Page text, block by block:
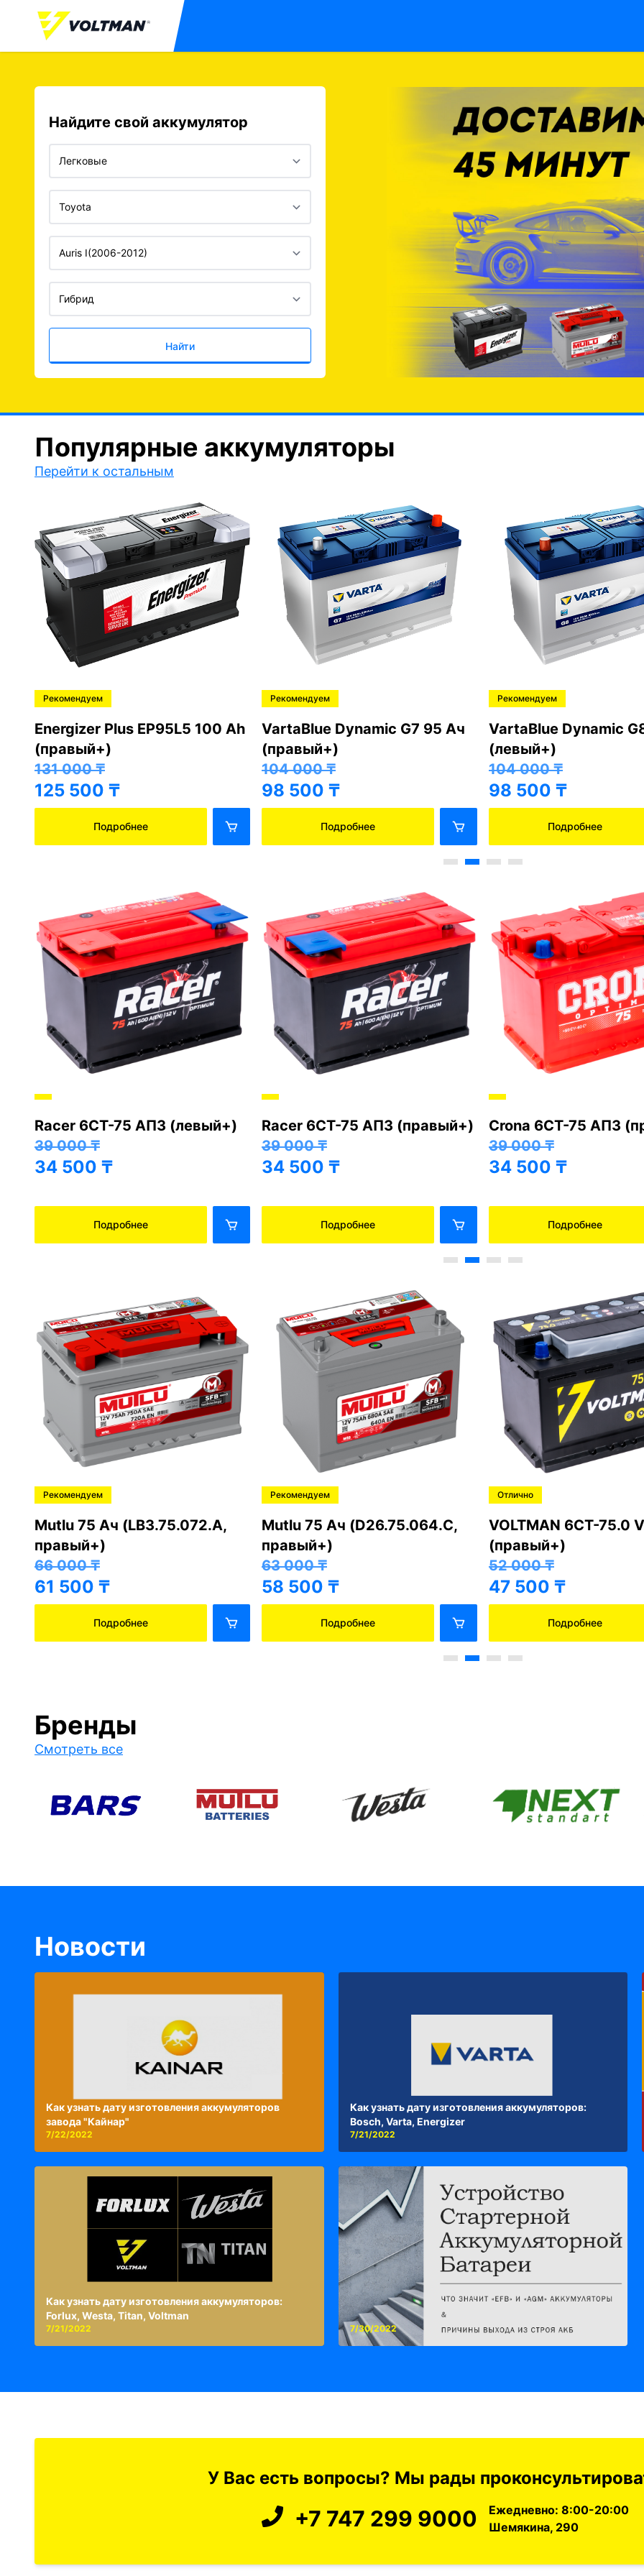
Найдите свой аккумулятор
Найти
Популярные аккумуляторы
Перейти к остальным
Рекомендуем
Energizer Plus EP95L5 100 Ah
(правый+)
131 000₸
125 500 ₸
Подробнее
Рекомендуем
VartaBlue Dynamic G7 95 Ач
(правый+)
104 000₸
98 500 ₸
Подробнее
Рекомендуем
VartaBlue Dynamic
(левый+)
104 000₸
98 500 ₸
Подробнее
Racer 6СТ-75 АПЗ (левый+)
39 000₸
34 500 ₸
Подробнее
Racer 6СТ-75 АПЗ (правый+)
39 000₸
34 500 ₸
Подробнее
Crona 6СТ-75 АПЗ
39 000₸
34 500 ₸
Подробнее
Рекомендуем
Mutlu 75 Ач (LB3.75.072.A,
правый+)
66 000₸
61 500 ₸
Подробнее
Рекомендуем
Mutlu 75 Ач (D26.75.064.C,
правый+)
63 000₸
58 500 ₸
Подробнее
Отлично
VOLTMAN 6CT-75.0
(правый+)
52 000₸
47 500 ₸
Подробнее
Бренды
Смотреть все
Новости
Как узнать дату изготовления аккумуляторов
завода "Кайнар"
7/22/2022
Как узнать дату изготовления аккумуляторов:
Bosch, Varta, Energizer
7/21/2022
Как узнать дату изготовления аккумуляторов:
Forlux, Westa, Titan, Voltman
7/21/2022 7/30/2022
У Вас есть вопросы? Мы рады
+7 747 299 9000
Ежедневно: 8:00-20:00
Шемякина, 290